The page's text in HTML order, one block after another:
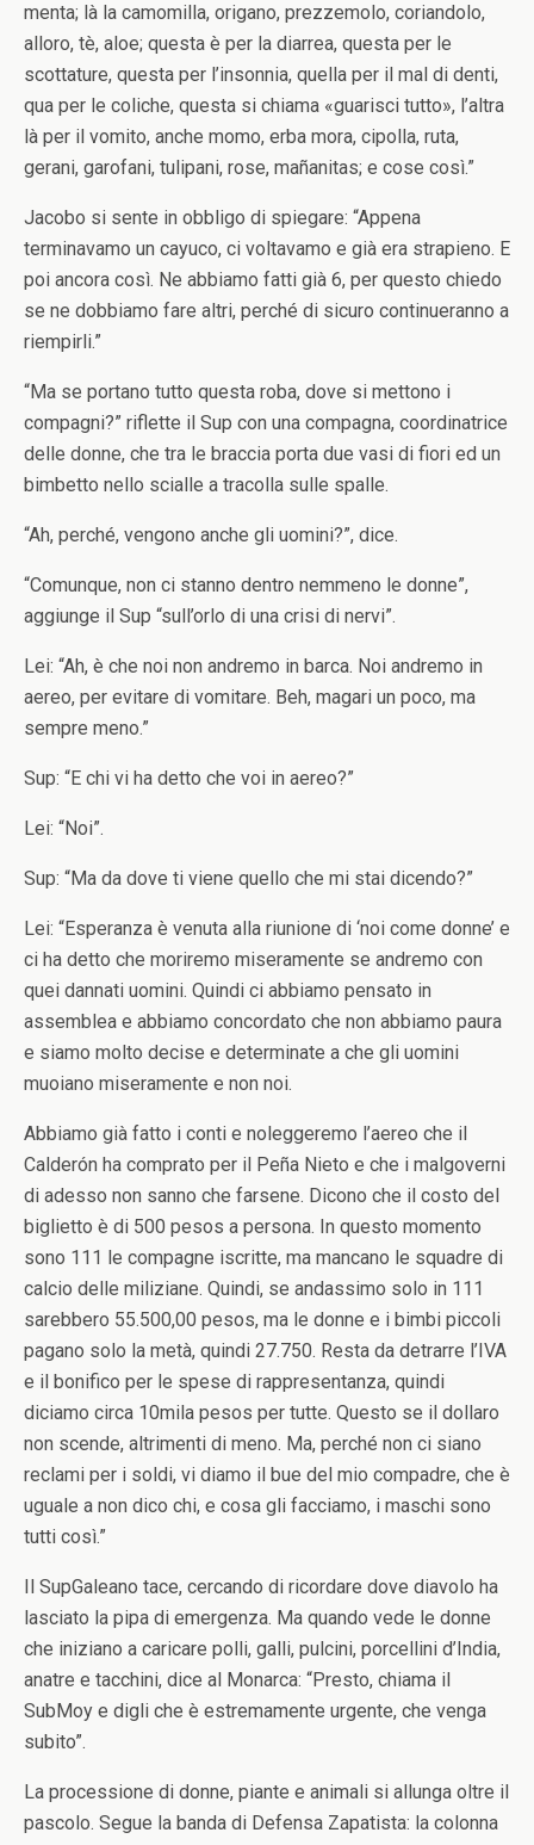
menta; là la camomilla, origano, prezzemolo, coriandolo,
alloro, tè, aloe; questa è per la diarrea, questa per le
scottature, questa per l’insonnia, quella per il mal di denti,
qua per le coliche, questa si chiama «guarisci tutto», l’altra
là per il vomito, anche momo, erba mora, cipolla, ruta,
gerani, garofani, tulipani, rose, mañanitas; e cose così.”
Jacobo si sente in obbligo di spiegare: “Appena
terminavamo un cayuco, ci voltavamo e già era strapieno. E
poi ancora così. Ne abbiamo fatti già 6, per questo chiedo
se ne dobbiamo fare altri, perché di sicuro continueranno a
riempirli.”
“Ma se portano tutto questa roba, dove si mettono i
compagni?” riflette il Sup con una compagna, coordinatrice
delle donne, che tra le braccia porta due vasi di fiori ed un
bimbetto nello scialle a tracolla sulle spalle.
“Ah, perché, vengono anche gli uomini?”, dice.
“Comunque, non ci stanno dentro nemmeno le donne”,
aggiunge il Sup “sull’orlo di una crisi di nervi”.
Lei: “Ah, è che noi non andremo in barca. Noi andremo in
aereo, per evitare di vomitare. Beh, magari un poco, ma
sempre meno.”
Sup: “E chi vi ha detto che voi in aereo?”
Lei: “Noi”.
Sup: “Ma da dove ti viene quello che mi stai dicendo?”
Lei: “Esperanza è venuta alla riunione di ‘noi come donne’ e
ci ha detto che moriremo miseramente se andremo con
quei dannati uomini. Quindi ci abbiamo pensato in
assemblea e abbiamo concordato che non abbiamo paura
e siamo molto decise e determinate a che gli uomini
muoiano miseramente e non noi.
Abbiamo già fatto i conti e noleggeremo l’aereo che il
Calderón ha comprato per il Peña Nieto e che i malgoverni
di adesso non sanno che farsene. Dicono che il costo del
biglietto è di 500 pesos a persona. In questo momento
sono 111 le compagne iscritte, ma mancano le squadre di
calcio delle miliziane. Quindi, se andassimo solo in 111
sarebbero 55.500,00 pesos, ma le donne e i bimbi piccoli
pagano solo la metà, quindi 27.750. Resta da detrarre l’IVA
e il bonifico per le spese di rappresentanza, quindi
diciamo circa 10mila pesos per tutte. Questo se il dollaro
non scende, altrimenti di meno. Ma, perché non ci siano
reclami per i soldi, vi diamo il bue del mio compadre, che è
uguale a non dico chi, e cosa gli facciamo, i maschi sono
tutti così.”
Il SupGaleano tace, cercando di ricordare dove diavolo ha
lasciato la pipa di emergenza. Ma quando vede le donne
che iniziano a caricare polli, galli, pulcini, porcellini d’India,
anatre e tacchini, dice al Monarca: “Presto, chiama il
SubMoy e digli che è estremamente urgente, che venga
subito”.
La processione di donne, piante e animali si allunga oltre il
pascolo. Segue la banda di Defensa Zapatista: la colonna